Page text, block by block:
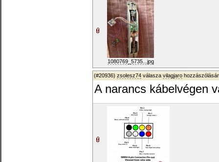
1080769_5735...jpg
(#20936) zsolesz74 válasza vilagjaro
A narancs kábelvégen